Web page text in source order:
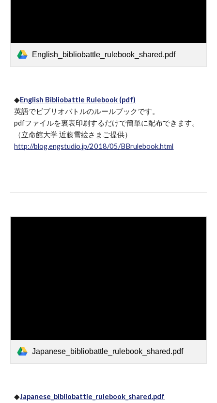
English_bibliobattle_rulebook_shared.pdf
◆English Bibliobattle Rulebook (pdf)
英語でビブリオバトルのルールブックです。
pdfファイルを裏表印刷するだけで簡単に配布できます。
（立命館大学 近藤雪絵さまご提供）
http://blog.engstudio.jp/2018/05/BBrulebook.html
Japanese_bibliobattle_rulebook_shared.pdf
◆Japanese_bibliobattle_rulebook_shared.pdf